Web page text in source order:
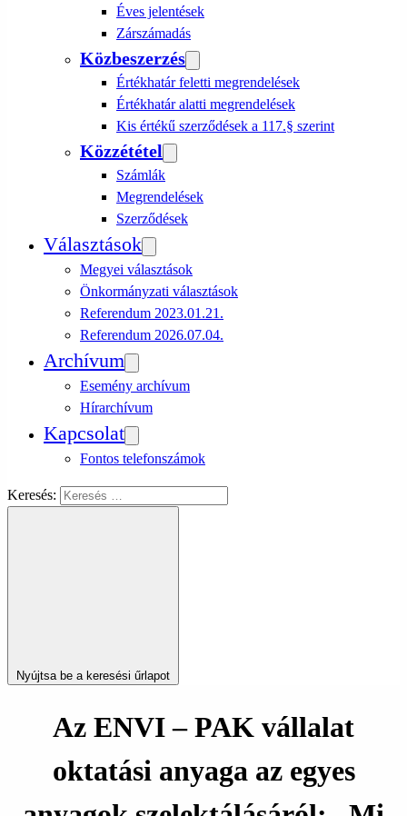
Éves jelentések
Zárszámadás
Közbeszerzés
Értékhatár feletti megrendelések
Értékhatár alatti megrendelések
Kis értékű szerződések a 117.§ szerint
Közzététel
Számlák
Megrendelések
Szerződések
Választások
Megyei választások
Önkormányzati választások
Referendum 2023.01.21.
Referendum 2026.07.04.
Archívum
Esemény archívum
Hírarchívum
Kapcsolat
Fontos telefonszámok
Keresés:
Nyújtsa be a keresési űrlapot
Az ENVI – PAK vállalat
oktatási anyaga az egyes